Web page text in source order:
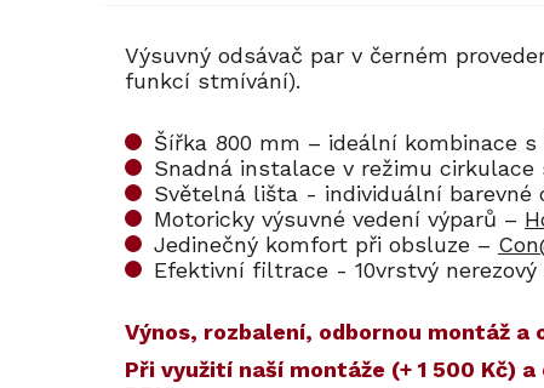
Výsuvný odsávač par v černém
funkcí stmívání).
Šířka 800 mm – ideální kombinace
Snadná instalace v režimu cirkulace
Světelná lišta - individuální
Motoricky výsuvné vedení výparů –
Jedinečný komfort při obsluze –
Efektivní filtrace - 10vrstvý
Výnos, rozbalení, odbornou montáž a
​​Při využití naší montáže (+ 1 500 Kč)